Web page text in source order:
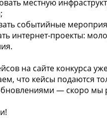
местную
событийные
интернет-проекты:
на сайте конкурса
что кейсы подаются
— скоро мы